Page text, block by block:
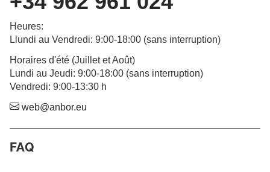
Heures:
Llundi au Vendredi: 9:00-18:00 (sans interruption)
Horaires d'été (Juillet et Août)
Lundi au Jeudi: 9:00-18:00 (sans interruption)
Vendredi: 9:00-13:30 h
web@anbor.eu
FAQ